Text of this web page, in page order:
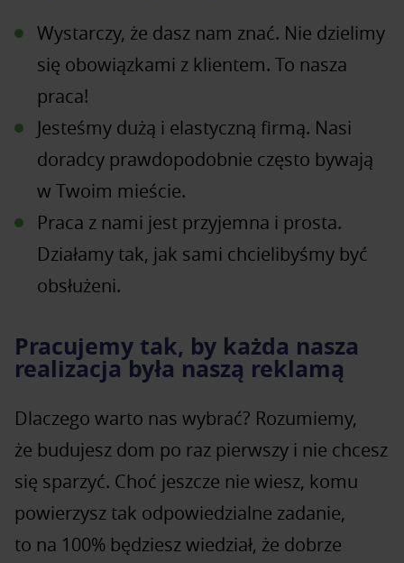
Wystarczy, że dasz nam znać. Nie dzielimy
się obowiązkami z klientem. To nasza
praca!
Jesteśmy dużą i elastyczną firmą. Nasi
doradcy prawdopodobnie często bywają
w Twoim mieście.
Praca z nami jest przyjemna i prosta.
Działamy tak, jak sami chcielibyśmy być
obsłużeni.
Pracujemy tak, by każda nasza
realizacja była naszą reklamą
Dlaczego warto nas wybrać? Rozumiemy,
że budujesz dom po raz pierwszy i nie chcesz
się sparzyć. Choć jeszcze nie wiesz, komu
powierzysz tak odpowiedzialne zadanie,
to na 100% będziesz wiedział, że dobrze